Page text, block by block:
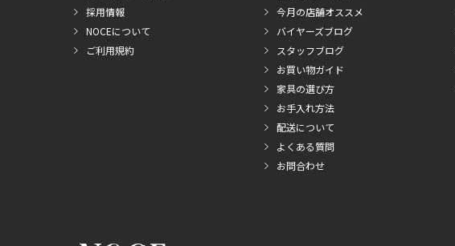
採用情報
NOCEについて
ご利用規約
今月の店舗オススメ
バイヤーズブログ
スタッフブログ
お買い物ガイド
家具の選び方
お手入れ方法
配送について
よくある質問
お問合わせ